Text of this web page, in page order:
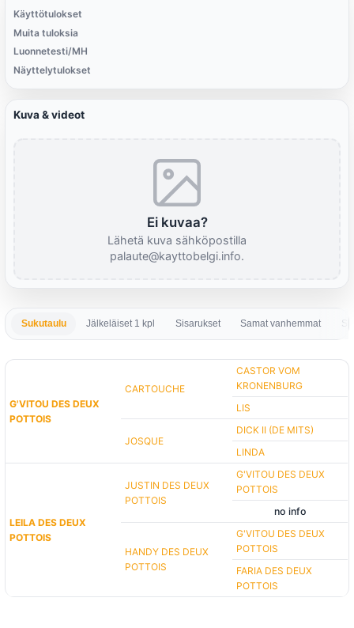
Käyttötulokset
Muita tuloksia
Luonnetesti/MH
Näyttelytulokset
Kuva & videot
Ei kuvaa?
Lähetä kuva sähköpostilla
palaute@kayttobelgi.info.
Sukutaulu Jälkeläiset 1 kpl Sisarukset Samat vanhemmat
G'VITOU DES DEUX
POTTOIS
CARTOUCHE
CASTOR VOM
KRONENBURG
LIS
JOSQUE
DICK II (DE MITS)
LINDA
LEILA DES DEUX
POTTOIS
JUSTIN DES DEUX
POTTOIS
G'VITOU DES DEUX
POTTOIS
no info
HANDY DES DEUX
POTTOIS
G'VITOU DES DEUX
POTTOIS
FARIA DES DEUX
POTTOIS